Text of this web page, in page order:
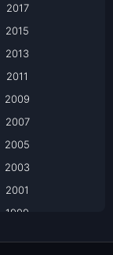
2017
2015
2013
2011
2009
2007
2005
2003
2001
1999